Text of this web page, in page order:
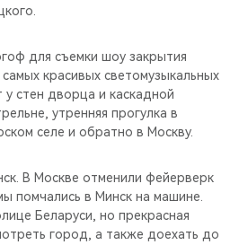
для съемки шоу закрытия
красивых светомузыкальных
стен дворца и каскадной
утренняя прогулка в
селе и обратно в Москву.
В Москве отменили фейерверк
помчались в Минск на машине.
Беларуси, но прекрасная
город, а также доехать до